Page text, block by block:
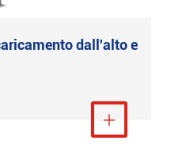
dall'alto e
Visualizza altro
